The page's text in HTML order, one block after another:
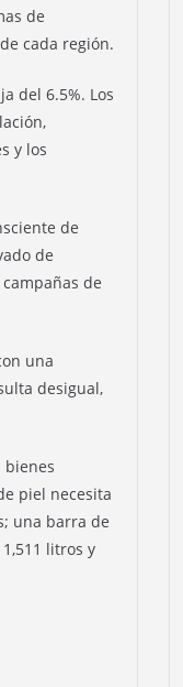
de
cada región.
del 6.5%. Los
y los
de
de
de
una
desigual,
bienes
piel necesita
una barra de
litros y